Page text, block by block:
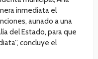
inmediata el
aunado a una
del Estado, para que
concluye el